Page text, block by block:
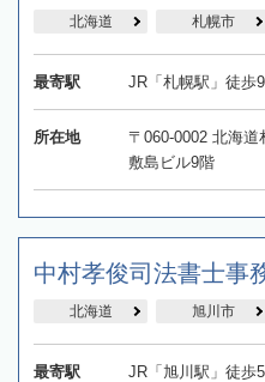
北海道 札幌市
最寄駅 JR「札幌駅」徒歩
所在地
〒060-0002 北海
敷島ビル9階
中村孝俊司法書士事
北海道 旭川市
最寄駅 JR「旭川駅」徒歩